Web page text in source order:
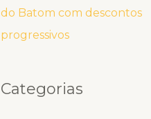
do Batom com descontos
progressivos
Categorias